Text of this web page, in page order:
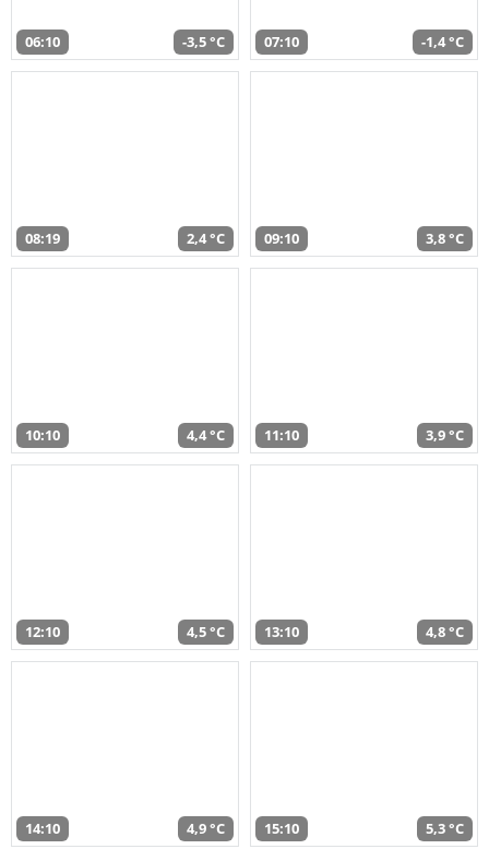
06:10 -3,5 °C 07:10 -1,4 °C
08:19 2,4 °C 09:10 3,8 °C
10:10 4,4 °C 11:10 3,9 °C
12:10 4,5 °C 13:10 4,8 °C
14:10 4,9 °C 15:10 5,3 °C